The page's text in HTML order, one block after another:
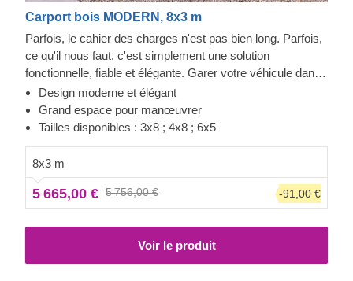
Carport bois MODERN, 8x3 m
Parfois, le cahier des charges n'est pas bien long. Parfois,
ce qu'il nous faut, c'est simplement une solution
fonctionnelle, fiable et élégante. Garer votre véhicule dans
cette structure peut se faire tous les jours, grâce à ce
parking couvert avec stockage. Fabriqué en bois de
conifère à croissance lente, le MODERN offre une
côté de la voiture donnant sur un espace de stockage. Ces
5m² supplémentaires peuvent être d'une aide précieuse
pour ranger pneus de rechanges, outils ou vélos. Une offre
deux-en-un, mais assurez-vous de considérer également
notre autres tailles !
Design moderne et élégant
Grand espace pour manœuvrer
Tailles disponibles : 3x8 ; 4x8 ; 6x5
8x3 m
5 665,00 € 5 756,00 € -91,00 €
Voir le produit